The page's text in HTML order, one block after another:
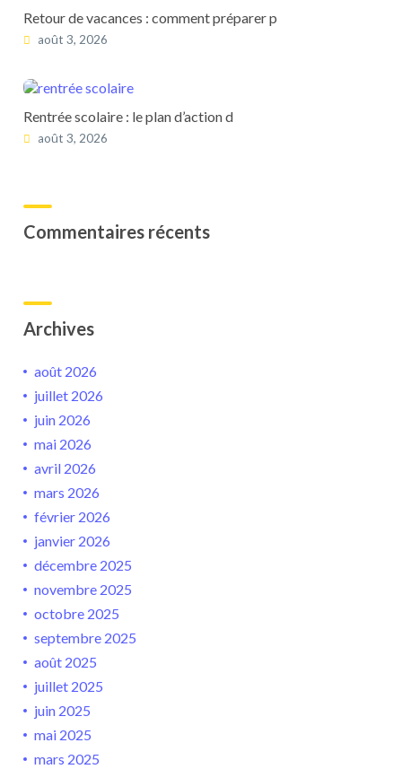
Retour de vacances : comment préparer p
août 3, 2026
Rentrée scolaire : le plan d’action d
août 3, 2026
Commentaires récents
Archives
août 2026
juillet 2026
juin 2026
mai 2026
avril 2026
mars 2026
février 2026
janvier 2026
décembre 2025
novembre 2025
octobre 2025
septembre 2025
août 2025
juillet 2025
juin 2025
mai 2025
mars 2025